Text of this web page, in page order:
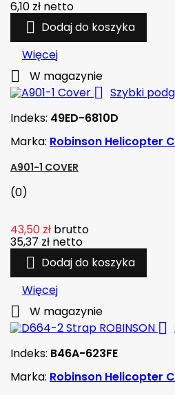
6,10 zł netto
 Dodaj do koszyka
Więcej
 W magazynie
 Szybki
Indeks: 49ED-6810D
Marka: Robinson Helicopter
A901-1 COVER
(0)
43,50 zł brutto
35,37 zł netto
 Dodaj do koszyka
Więcej
 W magazynie

Indeks: B46A-623FE
Marka: Robinson Helicopter